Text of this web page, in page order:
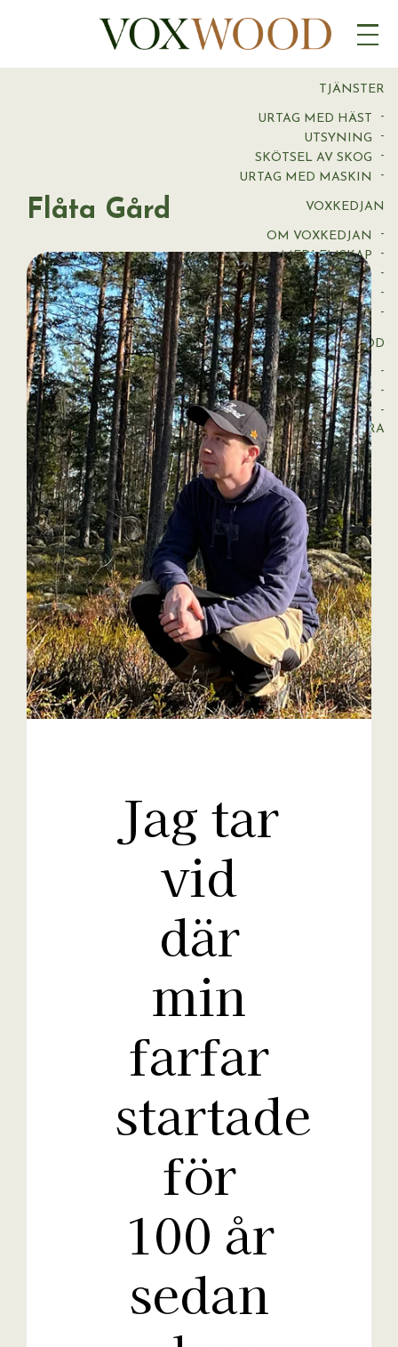
LIST
PANEL
TJÄNSTER
URTAG MED HÄST
UTSYNING
SKÖTSEL AV SKOG
URTAG MED MASKIN
VOXKEDJAN
OM VOXKEDJAN
MEDLEMSKAP
VOXGÅRD
TIMMERINKÖP
UTVECKLING OCH INNOVATION
VOXWOOD
OM VOXWOOD
BIÄLKE
VÅRA LEVERANTÖRER
LOGGA INREGISTRERA
Flåta Gård
Jag tar
vid
där
min
farfar
startade
för
100 år
sedan